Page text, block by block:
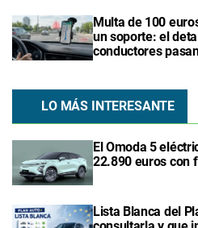
Multa de 100
un soporte: el
conductores
LO MÁS INTERESANTE
El Omoda 5
22.890 euros con
Lista Blanca del